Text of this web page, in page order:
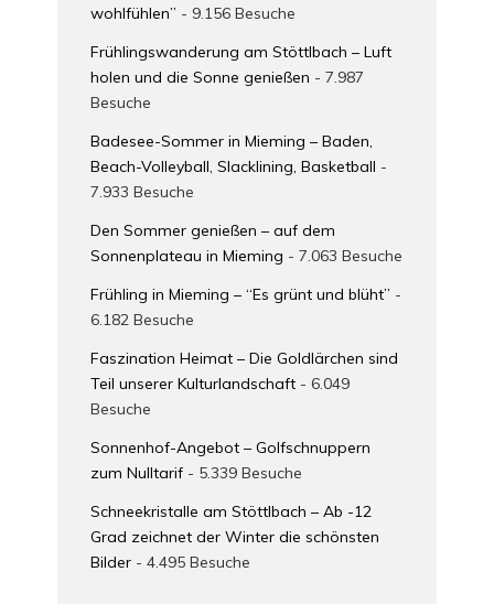
wohlfühlen” - 9.156 Besuche
Frühlingswanderung am Stöttlbach – Luft
holen und die Sonne genießen - 7.987
Besuche
Badesee-Sommer in Mieming – Baden,
Beach-Volleyball, Slacklining, Basketball -
7.933 Besuche
Den Sommer genießen – auf dem
Sonnenplateau in Mieming - 7.063 Besuche
Frühling in Mieming – “Es grünt und blüht” -
6.182 Besuche
Faszination Heimat – Die Goldlärchen sind
Teil unserer Kulturlandschaft - 6.049
Besuche
Sonnenhof-Angebot – Golfschnuppern
zum Nulltarif - 5.339 Besuche
Schneekristalle am Stöttlbach – Ab -12
Grad zeichnet der Winter die schönsten
Bilder - 4.495 Besuche